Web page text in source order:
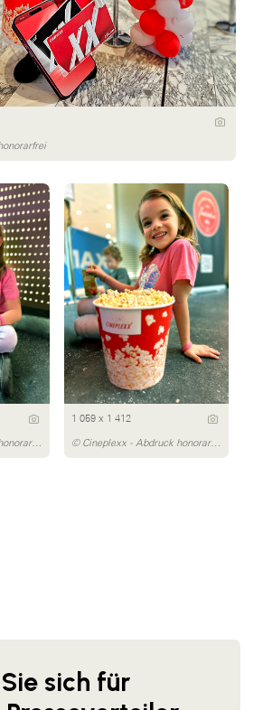
© Cineplexx - Abdruck honorarfrei
1 059 x 1 412
© Cineplexx - Abdruck honorarfrei
sich für